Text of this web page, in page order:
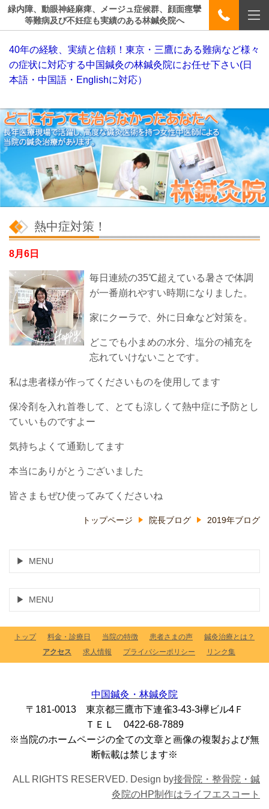
緑内障、動眼神経麻痺、メージュ症候群、顔面痙攣
等難病及び不妊症も実績のある林鍼灸院へ
40年の経験、実績と信頼！東京・三鷹にある難病など様々
の症状に対応する中国鍼灸の林鍼灸院にお任せ下さい(日
本語・中国語・Englishに対応）
熱中症対策！
8月6日
毎日連続の35℃超えている暑さで体調
が一番崩れやすい時期になりました。
家にクーラで、外に日傘など対策を。
どこでも小まめの水分、塩分の補充を
忘れていけないことです。
私は患者様が作ってくださいものを使用してます
保冷剤を入れ首巻して、とても涼しくて熱中症に予防とし
ていいものですよー
気持ちよくて通勤してます
本当にありがとうございました
皆さまもぜひ使ってみてくださいね
トップページ 院長ブログ 2019年ブログ
MENU
MENU
トップ 料金・診療日 当院の特徴 患者さまの声
鍼灸治療とは？
アクセス
求人情報 プライバシーポリシー リンク集
中国鍼灸・林鍼灸院
〒181-0013 東京都三鷹市下連雀3-43-3欅ビル4Ｆ
ＴＥＬ 0422-68-7889
※当院のホームページの全ての文章と画像の複製および無
断転載は禁じます※
ALL RIGHTS RESERVED. Design by接骨院・整骨院・鍼
灸院のHP制作はライフエスコート